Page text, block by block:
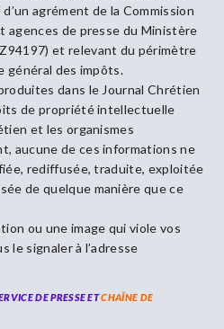
agrément de la Commission
agences de presse du Ministère
et relevant du périmètre
général des impôts.
dans le Journal Chrétien
de propriété intellectuelle
et les organismes
aucune de ces informations ne
rediffusée, traduite, exploitée
de quelque manière que ce
ou une image qui viole vos
le signaler à l’adresse
DE PRESSE ETCHAÎNE DE